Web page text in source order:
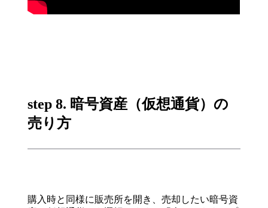
step 8. 暗号資産（仮想通貨）の
売り方
購入時と同様に販売所を開き、売却したい暗号資